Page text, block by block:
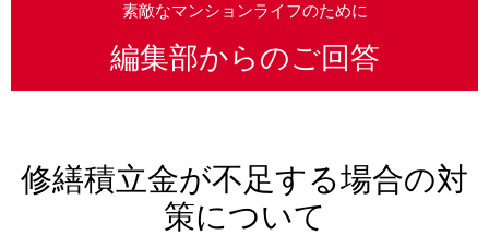
素敵なマンションライフのために
編集部からのご回答
修繕積立金が不足する場合の対
策について